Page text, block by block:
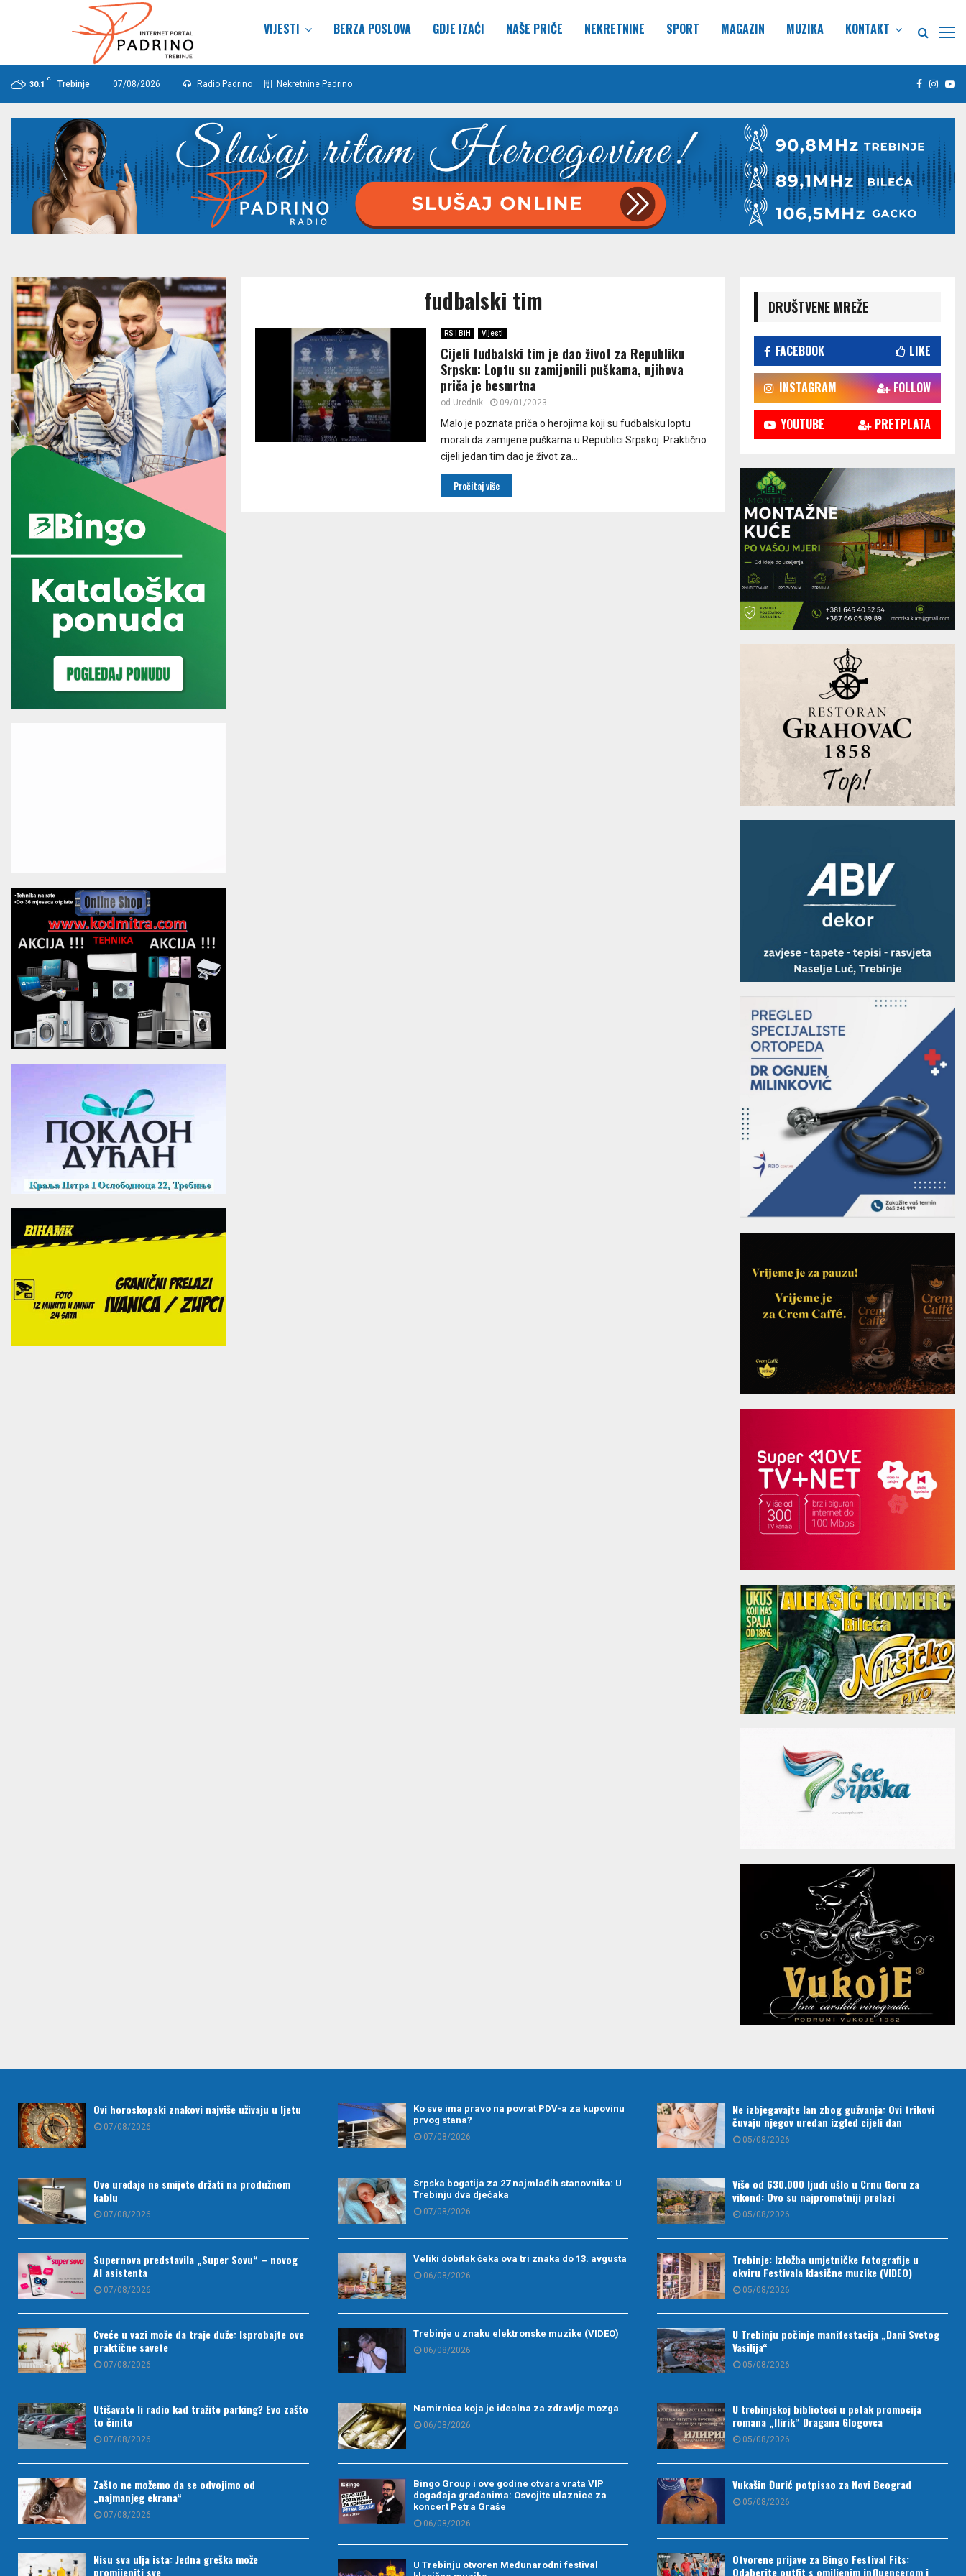
VIJESTI BERZA POSLOVA GDJE IZAĆI NAŠE PRIČE NEKRETNINE SPORT MAGAZIN MUZIKA KONTAKT
30.1
C
Trebinje 07/08/2026 Radio Padrino Nekretnine Padrino Facebook
fudbalski tim
RS i BiH Vijesti
Cijeli fudbalski tim je dao život za Republiku
Srpsku: Loptu su zamijenili puškama, njihova
priča je besmrtna
od Urednik 09/01/2023
Malo je poznata priča o herojima koji su fudbalsku loptu
morali da zamijene puškama u Republici Srpskoj. Praktično
cijeli jedan tim dao je život za...
Pročitaj više
DRUŠTVENE MREŽE
FACEBOOK LIKE
INSTAGRAM FOLLOW
YOUTUBE PRETPLATA
Ovi horoskopski znakovi najviše uživaju u ljetu
07/08/2026
Ove uređaje ne smijete držati na produžnom
kablu
07/08/2026
Supernova predstavila „Super Sovu“ – novog
AI asistenta
07/08/2026
Cveće u vazi može da traje duže: Isprobajte ove
praktične savete
07/08/2026
Utišavate li radio kad tražite parking? Evo zašto
to činite
07/08/2026
Zašto ne možemo da se odvojimo od
„najmanjeg ekrana“
07/08/2026
Nisu sva ulja ista: Jedna greška može
promijeniti sve
Ko sve ima pravo na povrat PDV-a za kupovinu
prvog stana?
07/08/2026
Srpska bogatija za 27 najmlađih stanovnika: U
Trebinju dva dječaka
07/08/2026
Veliki dobitak čeka ova tri znaka do 13. avgusta
06/08/2026
Trebinje u znaku elektronske muzike (VIDEO)
06/08/2026
Namirnica koja je idealna za zdravlje mozga
06/08/2026
Bingo Group i ove godine otvara vrata VIP
događaja građanima: Osvojite ulaznice za
koncert Petra Graše
06/08/2026
U Trebinju otvoren Međunarodni festival
Ne izbjegavajte lan zbog gužvanja: Ovi trikovi
čuvaju njegov uredan izgled cijeli dan
05/08/2026
Više od 630.000 ljudi ušlo u Crnu Goru za
vikend: Ovo su najprometniji prelazi
05/08/2026
Trebinje: Izložba umjetničke fotografije u
okviru Festivala klasične muzike (VIDEO)
05/08/2026
U Trebinju počinje manifestacija „Dani Svetog
Vasilija“
05/08/2026
U trebinjskoj biblioteci u petak promocija
romana „Ilirik“ Dragana Glogovca
05/08/2026
Vukašin Đurić potpisao za Novi Beograd
05/08/2026
Otvorene prijave za Bingo Festival Fits:
Odaberite outfit s omiljenim influencerom i